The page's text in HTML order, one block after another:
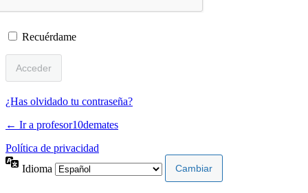
Recuérdame
¿Has olvidado tu contraseña?
← Ir a profesor10demates
Política de privacidad
Idioma